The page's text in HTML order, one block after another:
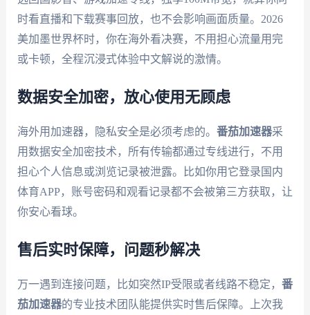
时看直播和下载赛事回放，也不会影响画面质量。2026
美加墨世界杯时，你在海外看决赛，不用担心流量用完
或卡顿，全程沉浸式体验中文解说的激情。
数据安全加密，放心使用无顾虑
海外用加速器，隐私安全是必须考虑的。 番茄加速器采
用数据安全加密技术，所有传输都通过专线进行，不用
担心个人信息或浏览记录被泄露。比如你用它登录国内
体育APP，账号密码和观看记录都不会被第三方获取，让
你安心看球。
售后实时保障，问题秒解决
万一遇到连接问题，比如突然IP受限或者线路不稳定， 番
茄加速器的专业技术团队能提供实时售后保障。上次我